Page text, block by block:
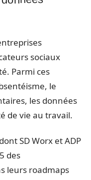
sociaux
Parmi ces
le
les données
de vie au travail.
SD Worx et ADP
des
leurs roadmaps